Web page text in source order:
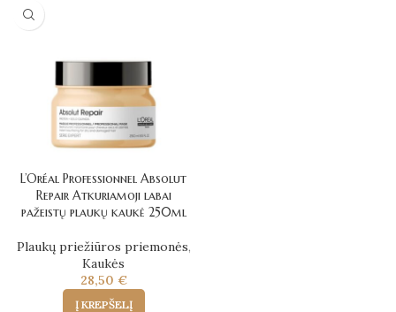
L’Oréal Professionnel Absolut
Repair Atkuriamoji labai
pažeistų plaukų kaukė 250ml
Plaukų priežiūros priemonės,
Kaukės
28,50 €
Į KREPŠELĮ